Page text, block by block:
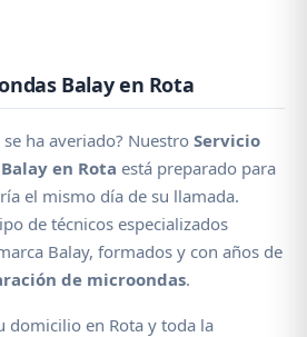
Balay en Rota
ha averiado? Nuestro Servicio
en Rota está preparado para
el mismo día de su llamada.
de técnicos especializados
Balay, formados y con años de
de microondas.
domicilio en Rota y toda la